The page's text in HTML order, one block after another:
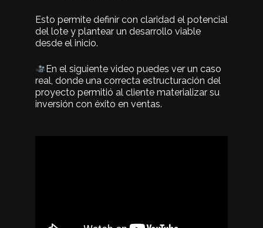
Esto permite definir con claridad el potencial
del lote y plantear un desarrollo viable
desde el inicio.
En el siguiente video puedes ver un caso
real, donde una correcta estructuración del
proyecto permitió al cliente materializar su
inversión con éxito en ventas.